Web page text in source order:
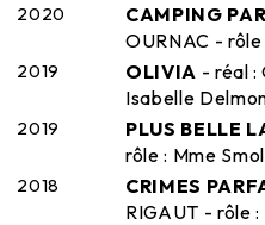
2020 CAMPING
OURNAC -
2019 OLIVIA - réal :
Isabelle
2019 PLUS BELLE
rôle : Mme
2018 CRIMES
RIGAUT - rôle